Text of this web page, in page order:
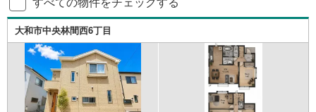
大和市中央林間西6丁目